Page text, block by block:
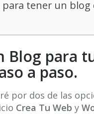
para tener un blog
Blog para
a paso.
por dos de las
Crea Tu Web y